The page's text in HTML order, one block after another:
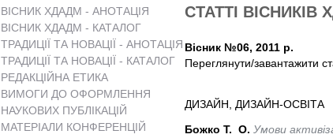
ВІСНИК ХДАДМ - АНОТАЦІЯ
ВІСНИК ХДАДМ - КАТАЛОГ
ТРАДИЦІЇ ТА НОВАЦІЇ - АНОТАЦІЯ
ТРАДИЦІЇ ТА НОВАЦІЇ - КАТАЛОГ
РЕДАКЦІЙНА ЕТИКА
ВИМОГИ ДО ОФОРМЛЕННЯ
НАУКОВИХ ПУБЛІКАЦІЙ
МАТЕРІАЛИ КОНФЕРЕНЦІЙ
СТАТТІ ВІСНИКІВ
Вісник №06, 2011 р.
Переглянути/завантажити
ДИЗАЙН, ДИЗАЙН-ОСВІТА
Божко Т. О. Умови